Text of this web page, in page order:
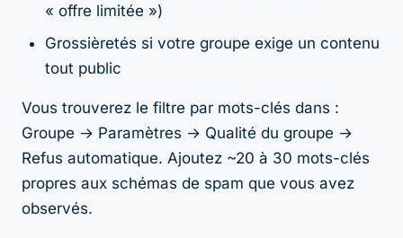
« offre limitée »)
Grossièretés si votre groupe exige un contenu
tout public
Vous trouverez le filtre par mots-clés dans :
Groupe → Paramètres → Qualité du groupe →
Refus automatique. Ajoutez ~20 à 30 mots-clés
propres aux schémas de spam que vous avez
observés.